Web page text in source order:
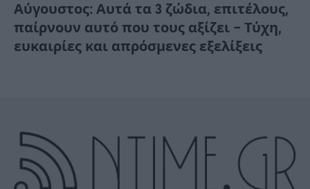
Αύγουστος: Αυτά τα 3 ζώδια, επιτέλους,
παίρνουν αυτό που τους αξίζει – Τύχη,
ευκαιρίες και απρόσμενες εξελίξεις